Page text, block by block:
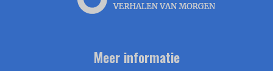
Meer informatie